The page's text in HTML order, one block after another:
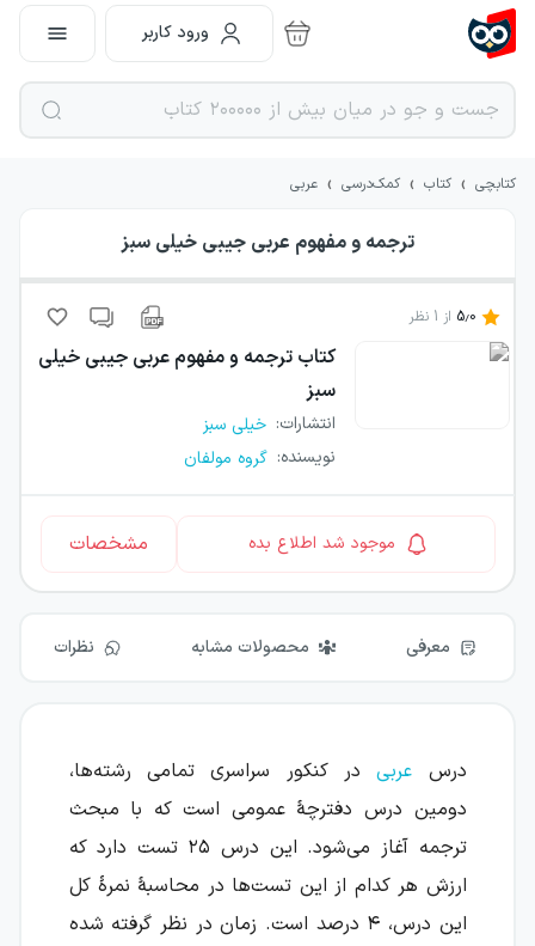
ورود کاربر
کتابچی › کتاب › کمک‌درسی › عربی
ترجمه و مفهوم عربی جیبی خیلی سبز
5.0 از 1 نظر
کتاب ترجمه و مفهوم عربی جیبی خیلی
سبز
انتشارات: خیلی سبز
نویسنده: گروه مولفان
موجود شد اطلاع بده مشخصات
معرفی محصولات مشابه نظرات
درس عربیدر کنکور سراسری تمامی رشته‌ها،
دومین درس دفترچهٔ عمومی است که با مبحث
ترجمه آغاز می‌شود. این درس ۲۵ تست دارد که
ارزش هر کدام از این تست‌ها در محاسبهٔ نمرهٔ کل
این درس، ۴ درصد است. زمان در نظر گرفته شده